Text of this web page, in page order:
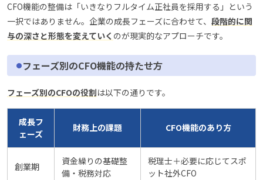
CFO機能の整備は「いきなりフルタイム正社員を採用する」という
一択ではありません。企業の成長フェーズに合わせて、 段階的に関
与の深さと形態を変えていく のが現実的なアプローチです。
フェーズ別のCFO機能の持たせ方
フェーズ別のCFOの役割は以下の通りです。
成長フ
ェーズ
財務上の課題 CFO機能のあり方
創業期
資金繰りの基礎整
備・税務対応
税理士＋必要に応じてスポ
ット社外CFO